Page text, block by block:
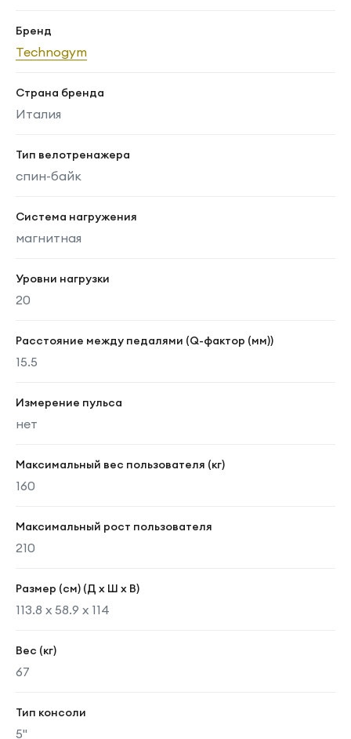
Бренд
Technogym
Страна бренда
Италия
Тип велотренажера
спин-байк
Система нагружения
магнитная
Уровни нагрузки
20
Расстояние между педалями (Q-фактор (мм))
15.5
Измерение пульса
нет
Максимальный вес пользователя (кг)
160
Максимальный рост пользователя
210
Размер (см) (Д х Ш х В)
113.8 х 58.9 х 114
Вес (кг)
67
Тип консоли
5"